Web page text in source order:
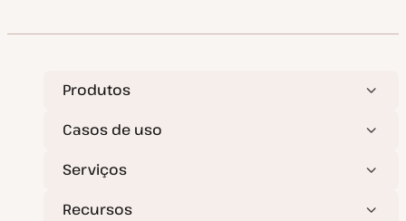
e
a
l
a
o
Produtos
Casos de uso
Serviços
Recursos